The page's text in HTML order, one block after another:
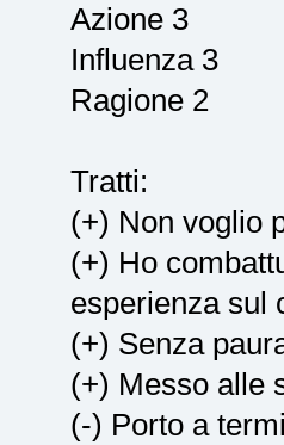
Azione 3
Influenza 3
Ragione 2
Tratti:
(+) Non voglio
(+) Ho
esperienza sul
(+) Senza
(+) Messo alle
(-) Porto a